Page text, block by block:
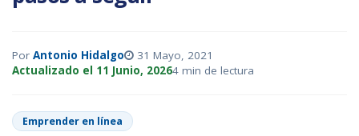
Por Antonio Hidalgo
31 Mayo, 2021
Actualizado el 11 Junio, 20264 min de lectura
Emprender en línea